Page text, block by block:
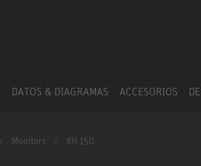
DATOS & DIAGRAMAS ACCESORIOS
Monitors KH 150